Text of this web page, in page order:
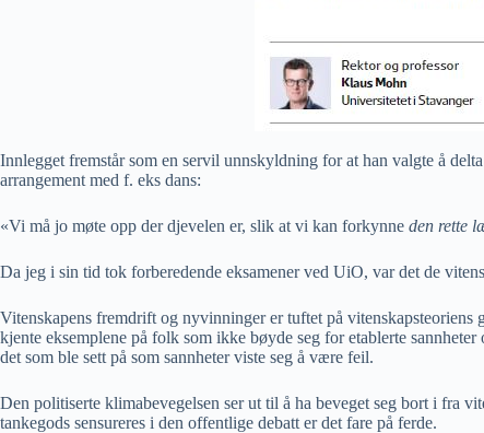
Innlegget fremstår som en servil unnskyldning for at han valgte å
arrangement med f. eks dans:
«Vi må jo møte opp der djevelen er, slik at vi kan forkynne den rette
Da jeg i sin tid tok forberedende eksamener ved UiO, var det de
Vitenskapens fremdrift og nyvinninger er tuftet på
kjente eksemplene på folk som ikke bøyde seg for etablerte
det som ble sett på som sannheter viste seg å være feil.
Den politiserte klimabevegelsen ser ut til å ha beveget seg bort i fra
tankegods sensureres i den offentlige debatt er det fare på ferde.